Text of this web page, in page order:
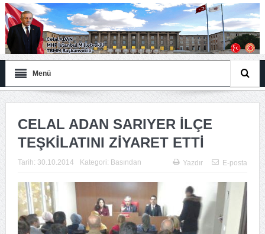
Menü
CELAL ADAN SARIYER İLÇE
TEŞKİLATINI ZİYARET ETTİ
Tarih: 30.10.2014 Kategori: Basından Yazdır E-posta